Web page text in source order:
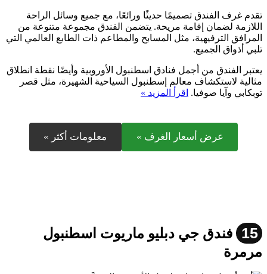
تقدم غرف الفندق تصميمًا حديثًا ورائعًا، مع جميع وسائل الراحة
اللازمة لضمان إقامة مريحة. يتضمن الفندق مجموعة متنوعة من
المرافق الترفيهية، مثل المسابح والمطاعم ذات الطابع العالمي التي
تلبي أذواق الجميع.
يعتبر الفندق من أجمل فنادق اسطنبول الأوروبية وأيضًا نقطة انطلاق
مثالية لاستكشاف معالم إسطنبول السياحية الشهيرة، مثل قصر
توبكابي وآيا صوفيا. اقرأ المزيد »
عرض أسعار الغرف » معلومات أكثر »
15
فندق جي دبليو ماريوت اسطنبول
مرمرة